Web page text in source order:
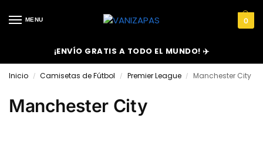
MENU 0
¡ENVÍO GRATIS A TODO EL MUNDO! ✈️
Inicio / Camisetas de Fútbol / Premier League / Manchester City
Manchester City